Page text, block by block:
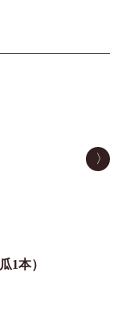
1本）